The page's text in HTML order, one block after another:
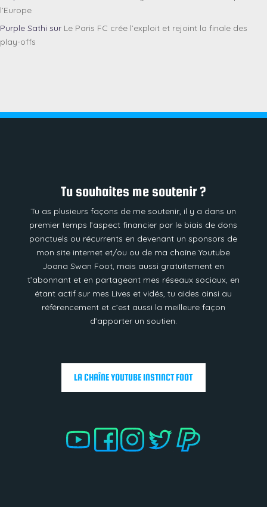
l’Europe
Purple Sathi sur Le Paris FC crée l’exploit et rejoint la finale des
play-offs
Tu souhaites me soutenir ?
Tu as plusieurs façons de me soutenir, il y a dans un
premier temps l’aspect financier par le biais de dons
ponctuels ou récurrents en devenant un sponsors de
mon site internet et/ou ou de ma chaîne Youtube
Joana Swan Foot, mais aussi gratuitement en
t’abonnant et en partageant mes réseaux sociaux, en
étant actif sur mes Lives et vidés, tu aides ainsi au
référencement et c’est aussi la meilleure façon
d’apporter un soutien.
LA CHAÎNE YOUTUBE INSTINCT FOOT
. . .